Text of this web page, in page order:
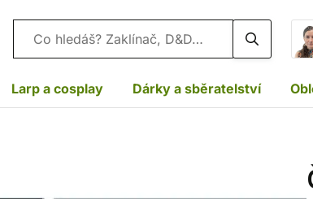
Vyhledávání
Larp a cosplay Dárky a sběratelství